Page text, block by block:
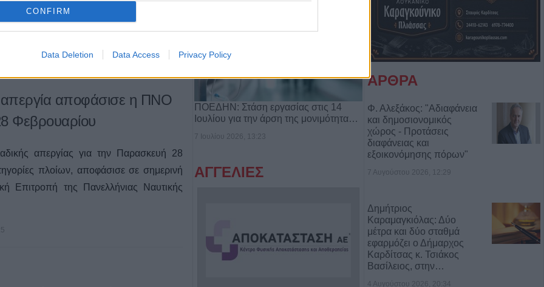
CONFIRM
Data Deletion Data Access Privacy Policy
αποφάσισε η ΠΝΟ
Φεβρουαρίου
απεργίας για την Παρασκευή 28
πλοίων, αποφάσισε σε σημερινή
Επιτροπή της Πανελλήνιας Ναυτικής
ΠΟΕΔΗΝ: Στάση εργασίας στις 14
Ιουλίου για την άρση της μονιμότητα…
7 Ιουλίου 2026, 13:23
ΑΓΓΕΛΙΕΣ
ΑΡΘΡΑ
Φ. Αλεξάκος: "Αδιαφάνεια
και δημοσιονομικός
χώρος - Προτάσεις
διαφάνειας και
εξοικονόμησης πόρων"
7 Αυγούστου 2026, 12:29
Δημήτριος
Καραμαγκιόλας: Δύο
μέτρα και δύο σταθμά
εφαρμόζει ο Δήμαρχος
Καρδίτσας κ. Τσιάκος
Βασίλειος, στην…
4 Αυγούστου 2026, 20:34